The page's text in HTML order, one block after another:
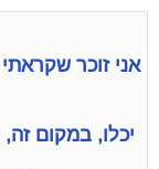
אני זוכר
יכלו, במקום